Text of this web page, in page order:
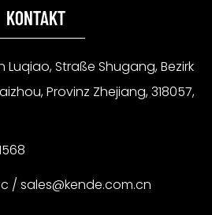
KONTAKT
Luqiao, Straße Shugang, Bezirk
Provinz Zhejiang, 318057,
/ sales@kende.com.cn